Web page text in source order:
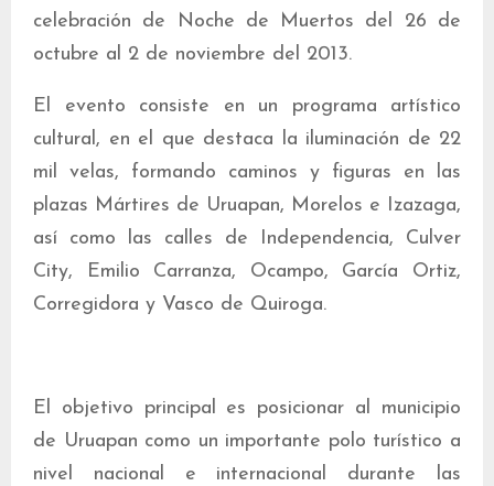
celebración de Noche de Muertos del 26 de
octubre al 2 de noviembre del 2013.
El evento consiste en un programa artístico
cultural, en el que destaca la iluminación de 22
mil velas, formando caminos y figuras en las
plazas Mártires de Uruapan, Morelos e Izazaga,
así como las calles de Independencia, Culver
City, Emilio Carranza, Ocampo, García Ortiz,
Corregidora y Vasco de Quiroga.
El objetivo principal es posicionar al municipio
de Uruapan como un importante polo turístico a
nivel nacional e internacional durante las